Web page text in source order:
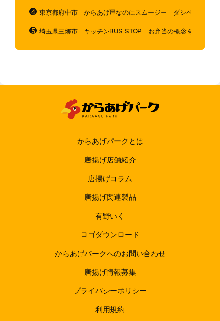
東京都府中市｜からあげ屋なのにスムージー｜ダシベース唐
埼玉県三郷市｜キッチンBUS STOP｜お弁当の概念を超越！
からあげパークとは
唐揚げ店舗紹介
唐揚げコラム
唐揚げ関連製品
有野いく
ロゴダウンロード
からあげパークへのお問い合わせ
唐揚げ情報募集
プライバシーポリシー
利用規約